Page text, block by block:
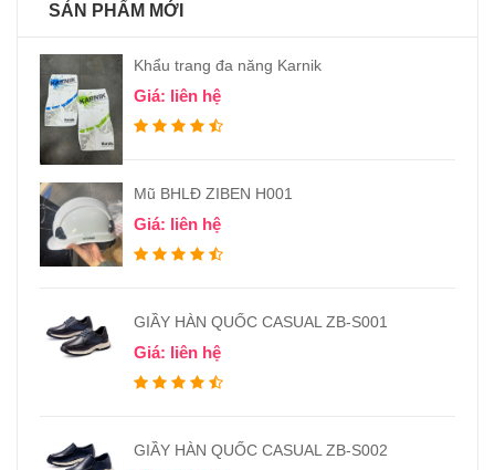
SẢN PHẨM MỚI
Khẩu trang đa năng Karnik
Giá: liên hệ
Mũ BHLĐ ZIBEN H001
Giá: liên hệ
GIẦY HÀN QUỐC CASUAL ZB-S001
Giá: liên hệ
GIẦY HÀN QUỐC CASUAL ZB-S002